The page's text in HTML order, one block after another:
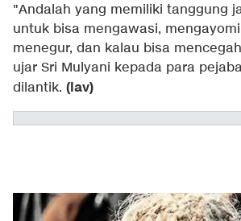
"Andalah yang memiliki tanggung
untuk bisa mengawasi,
menegur, dan kalau bisa
ujar Sri Mulyani kepada para
dilantik. (lav)